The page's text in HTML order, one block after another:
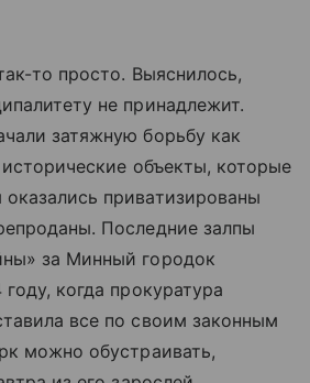
то просто. Выяснилось,
не принадлежит.
затяжную борьбу как
объекты, которые
приватизированы
Последние залпы
за Минный городок
когда прокуратура
все по своим законным
можно обустраивать,